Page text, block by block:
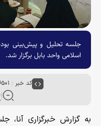
اسلامی واحد بابل برگزار شد.
کد خبر : ۱۰۶۶۵۰۱
به گزارش خبرگزاری